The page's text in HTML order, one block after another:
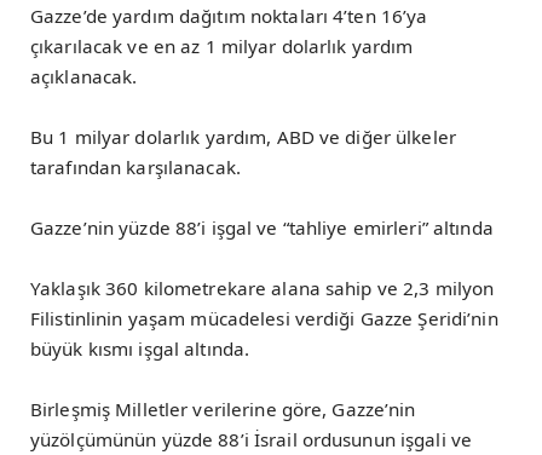
Gazze’de yardım dağıtım noktaları 4’ten 16’ya
çıkarılacak ve en az 1 milyar dolarlık yardım
açıklanacak.
Bu 1 milyar dolarlık yardım, ABD ve diğer ülkeler
tarafından karşılanacak.
Gazze’nin yüzde 88’i işgal ve “tahliye emirleri” altında
Yaklaşık 360 kilometrekare alana sahip ve 2,3 milyon
Filistinlinin yaşam mücadelesi verdiği Gazze Şeridi’nin
büyük kısmı işgal altında.
Birleşmiş Milletler verilerine göre, Gazze’nin
yüzölçümünün yüzde 88’i İsrail ordusunun işgali ve